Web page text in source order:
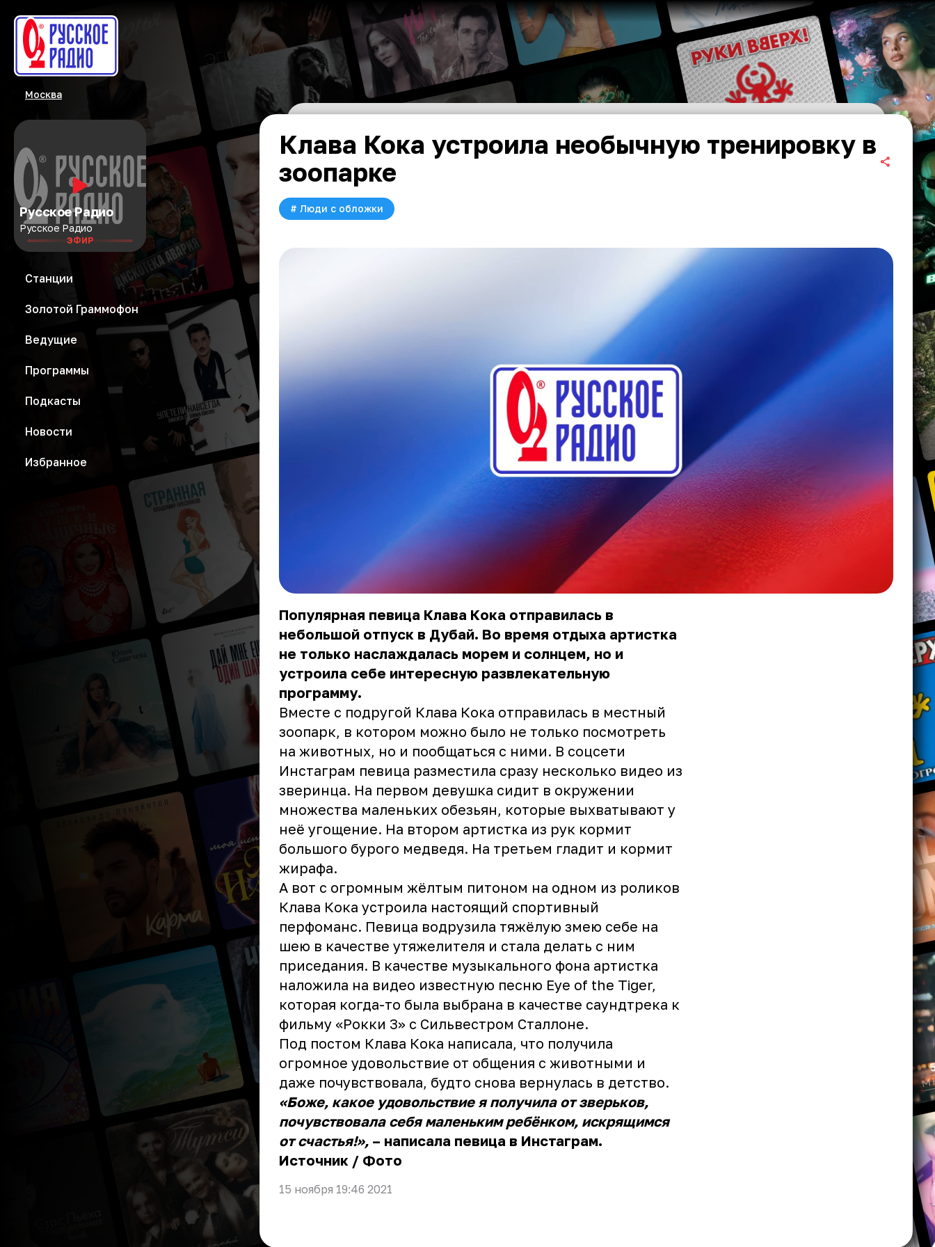
Москва
Русское Радио
Русское Радио
ЭФИР
Станции
Золотой Граммофон
Ведущие
Программы
Подкасты
Новости
Избранное
Клава Кока устроила необычную тренировку в
зоопарке
# Люди с обложки
Популярная певица Клава Кока отправилась в
небольшой отпуск в Дубай. Во время отдыха артистка
не только наслаждалась морем и солнцем, но и
устроила себе интересную развлекательную
программу.
Вместе с подругой Клава Кока отправилась в местный
зоопарк, в котором можно было не только посмотреть
на животных, но и пообщаться с ними. В соцсети
Инстаграм певица разместила сразу несколько видео из
зверинца. На первом девушка сидит в окружении
множества маленьких обезьян, которые выхватывают у
неё угощение. На втором артистка из рук кормит
большого бурого медведя. На третьем гладит и кормит
жирафа.
А вот с огромным жёлтым питоном на одном из роликов
Клава Кока устроила настоящий спортивный
перфоманс. Певица водрузила тяжёлую змею себе на
шею в качестве утяжелителя и стала делать с ним
приседания. В качестве музыкального фона артистка
наложила на видео известную песню Eye of the Tiger,
которая когда-то была выбрана в качестве саундтрека к
фильму «Рокки 3» с Сильвестром Сталлоне.
Под постом Клава Кока написала, что получила
огромное удовольствие от общения с животными и
даже почувствовала, будто снова вернулась в детство.
«Боже, какое удовольствие я получила от зверьков,
почувствовала себя маленьким ребёнком, искрящимся
от счастья!», – написала певица в Инстаграм.
Источник / Фото
15 ноября 19:46 2021